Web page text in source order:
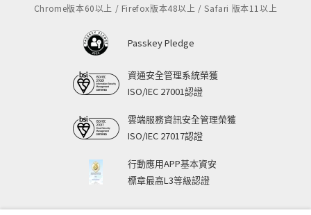
Chrome版本60以上 / Firefox版本48以上 / Safari 版本11以上
Passkey Pledge
資通安全管理系統榮獲
ISO/IEC 27001認證
雲端服務資訊安全管理榮獲
ISO/IEC 27017認證
行動應用APP基本資安
標章最高L3等級認證